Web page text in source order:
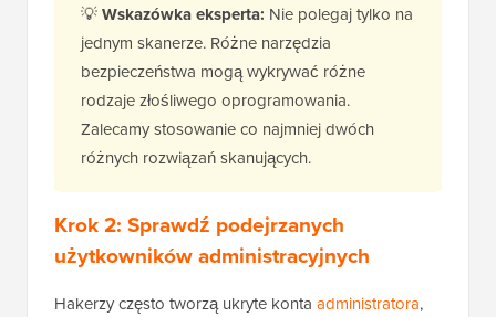
💡Wskazówka eksperta: Nie polegaj tylko na
jednym skanerze. Różne narzędzia
bezpieczeństwa mogą wykrywać różne
rodzaje złośliwego oprogramowania.
Zalecamy stosowanie co najmniej dwóch
różnych rozwiązań skanujących.
Krok 2: Sprawdź podejrzanych
użytkowników administracyjnych
Hakerzy często tworzą ukryte konta administratora,